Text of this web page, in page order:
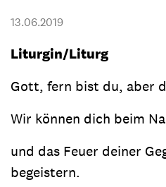
13.06.2019
Liturgin/Liturg
Gott, fern bist du, aber
Wir können dich beim
und das Feuer deiner
begeistern.